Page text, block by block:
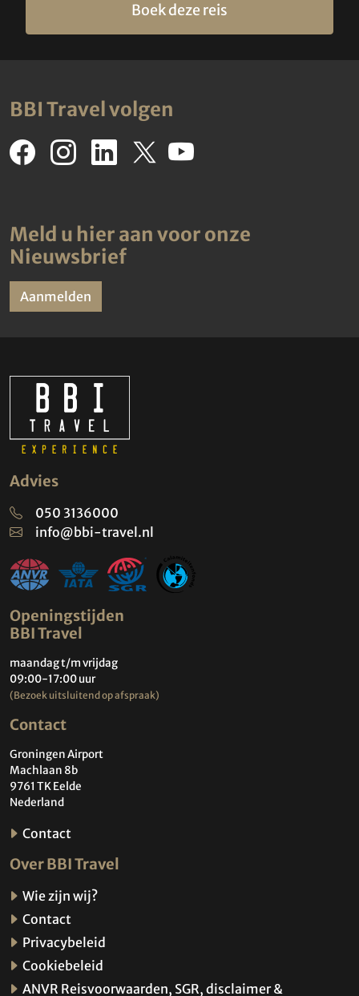
Boek deze reis
BBI Travel volgen
Meld u hier aan voor onze
Nieuwsbrief
Aanmelden
Advies
050 3136000
info@bbi-travel.nl
Openingstijden
BBI Travel
maandag t/m vrijdag
09:00-17:00 uur
(Bezoek uitsluitend op afspraak)
Contact
Groningen Airport
Machlaan 8b
9761 TK Eelde
Nederland
Contact
Over BBI Travel
Wie zijn wij?
Contact
Privacybeleid
Cookiebeleid
ANVR Reisvoorwaarden, SGR, disclaimer &